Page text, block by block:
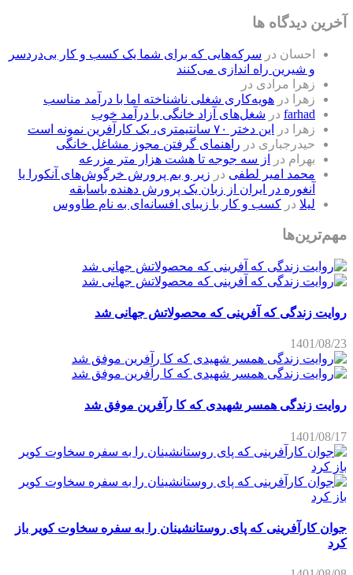
آخرین دیدگاه ها
احسان در سرکه‌هایی که برای شما یک کسب و کار بی‌دردسر
و شیرین راه اندازی می‌کنند
زهرا مرادی در
زهرا
در هویه‌کاری شغلی ناشناخته اما با درآمد مناسب
farhad در شغل‌های آزاد خانگی با درآمد خوب
زهرا
در
این دختر ۷۰ سانتیمتری، یک کارآفرین نمونه است
حیدرجباری در راهنمای گرفتن مجوز مشاغل خانگی
بهرام در
از سه جوجه تا هشت هزار متر مزرعه
محمد امیر لطفی در زیر و بم پرورش خرگوش‌های آنکورا یا
آنغوره در ایران از زبان یک پرورش دهنده باسابقه
لیلا در کسب و کار با زیبای افسانه‌ای به نام طاووس
مهم‌ترین‌ها
روایت زندگی که آفرینی که محصولاتش جهانی شد
1401/08/23
روایت زندگی همسر شهیدی که کا رآفرین موفق شد
1401/08/17
جوان کارآفرینی که پای روستانشینان را به سفره سخاوت کویر باز
کرد